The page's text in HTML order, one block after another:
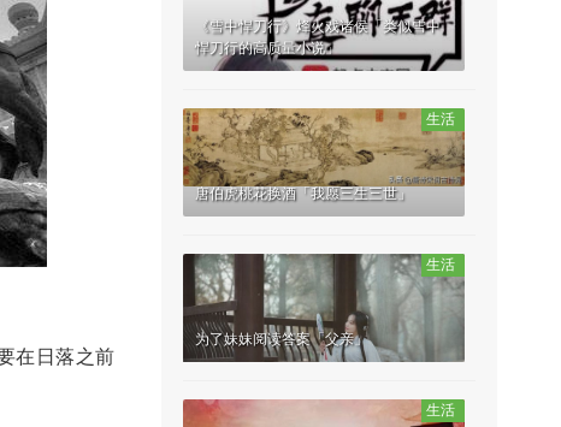
在日落之前
《雪中悍刀行》烽火戏诸侯「类似雪中
悍刀行的高质量小说」
生活
唐伯虎桃花换酒「我愿三生三世」
生活
为了妹妹阅读答案「父亲」
生活